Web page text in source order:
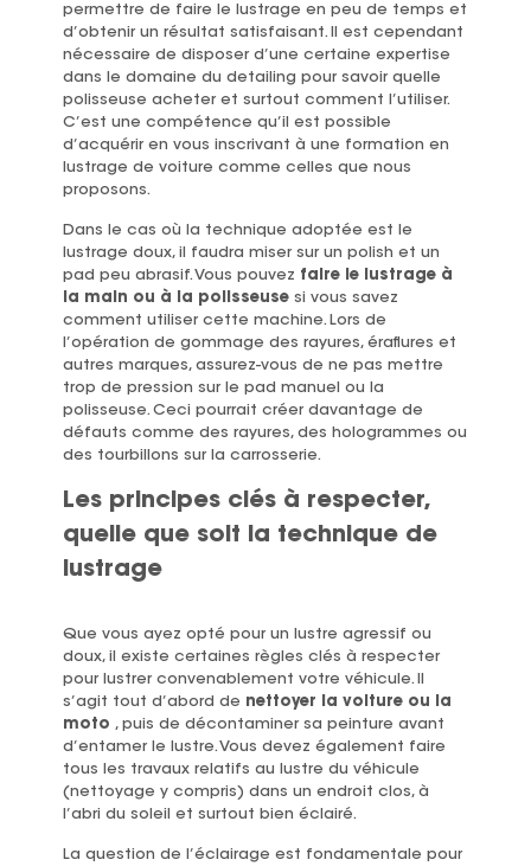
permettre de faire le lustrage en peu de temps et
d’obtenir un résultat satisfaisant. Il est cependant
nécessaire de disposer d’une certaine expertise
dans le domaine du detailing pour savoir quelle
polisseuse acheter et surtout comment l’utiliser.
C’est une compétence qu’il est possible
d’acquérir en vous inscrivant à une formation en
lustrage de voiture comme celles que nous
proposons.
Dans le cas où la technique adoptée est le
lustrage doux, il faudra miser sur un polish et un
pad peu abrasif. Vous pouvez faire le lustrage à
la main ou à la polisseusesi vous savez
comment utiliser cette machine. Lors de
l’opération de gommage des rayures, éraflures et
autres marques, assurez-vous de ne pas mettre
trop de pression sur le pad manuel ou la
polisseuse. Ceci pourrait créer davantage de
défauts comme des rayures, des hologrammes ou
des tourbillons sur la carrosserie.
Les principes clés à respecter,
quelle que soit la technique de
lustrage
Que vous ayez opté pour un lustre agressif ou
doux, il existe certaines règles clés à respecter
pour lustrer convenablement votre véhicule.
s’agit tout d’abord de nettoyer la voiture ou la
moto , puis de décontaminer sa peinture avant
d’entamer le lustre.Vous devez également faire
tous les travaux relatifs au lustre du véhicule
(nettoyage y compris) dans un endroit clos, à
l’abri du soleil et surtout bien éclairé.
La question de l’éclairage est fondamentale pour